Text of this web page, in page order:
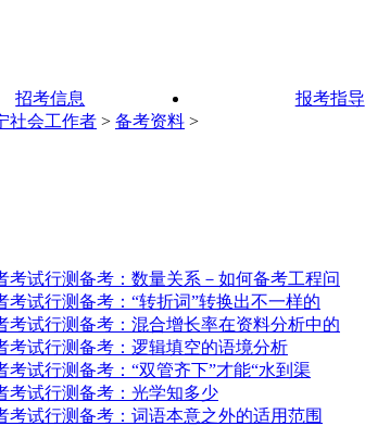
招考信息 报考指导
社会工作者 > 备考资料 >
考试行测备考：数量关系－如何备考工程问
考试行测备考：“转折词”转换出不一样的
考试行测备考：混合增长率在资料分析中的
考试行测备考：逻辑填空的语境分析
考试行测备考：“双管齐下”才能“水到渠
考试行测备考：光学知多少
考试行测备考：词语本意之外的适用范围